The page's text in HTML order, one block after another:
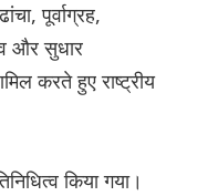
पूर्वाग्रह,
और सुधार
करते हुए राष्ट्रीय
किया गया।